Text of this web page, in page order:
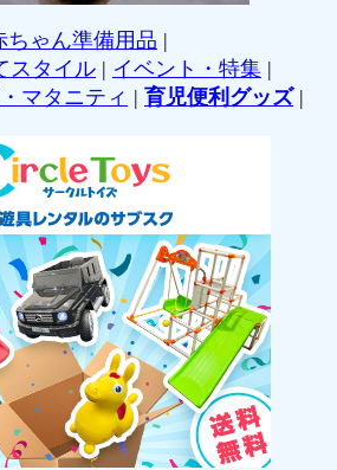
ちゃん準備用品 |
スタイル | イベント・特集 |
マタニティ | 育児便利グッズ|